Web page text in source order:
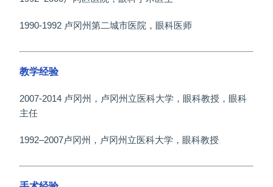
1990-1992 卢冈州第二城市医院，眼科医师
教学经验
2007-2014 卢冈州，卢冈州立医科大学，眼科教授，眼科
主任
1992–2007卢冈州，卢冈州立医科大学，眼科教授